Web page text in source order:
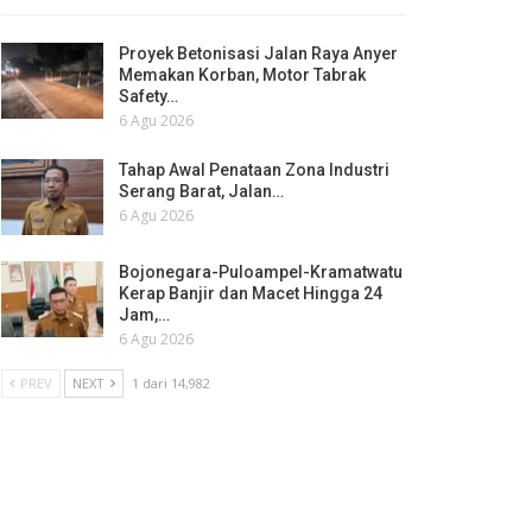
Proyek Betonisasi Jalan Raya Anyer
Memakan Korban, Motor Tabrak
Safety…
6 Agu 2026
Tahap Awal Penataan Zona Industri
Serang Barat, Jalan…
6 Agu 2026
Bojonegara-Puloampel-Kramatwatu
Kerap Banjir dan Macet Hingga 24
Jam,…
6 Agu 2026
PREV NEXT 1 dari 14,982